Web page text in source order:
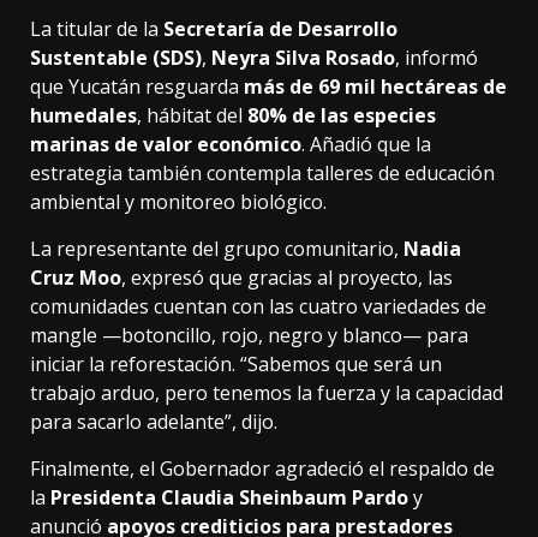
La titular de la Secretaría de Desarrollo
Sustentable (SDS), Neyra Silva Rosado, informó
que Yucatán resguarda más de 69 mil hectáreas de
humedales, hábitat del 80% de las especies
marinas de valor económico. Añadió que la
estrategia también contempla talleres de educación
ambiental y monitoreo biológico.
La representante del grupo comunitario, Nadia
Cruz Moo, expresó que gracias al proyecto, las
comunidades cuentan con las cuatro variedades de
mangle —botoncillo, rojo, negro y blanco— para
iniciar la reforestación. “Sabemos que será un
trabajo arduo, pero tenemos la fuerza y la capacidad
para sacarlo adelante”, dijo.
Finalmente, el Gobernador agradeció el respaldo de
la Presidenta Claudia Sheinbaum Pardoy
anunció apoyos crediticios para prestadores